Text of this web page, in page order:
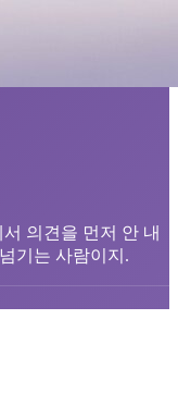
의견을 먼저 안 내
기는 사람이지.